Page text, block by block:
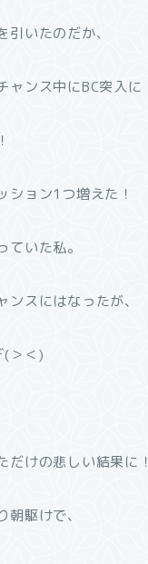
引いたのだか、
ャンス中にBC突入に
ション1つ増えた！
ていた私。
ンスにはなったが、
(＞＜)
だけの悲しい結果に！
駆けで、